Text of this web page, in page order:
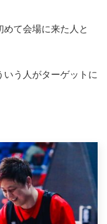
て会場に来た人と
う人がターゲットに